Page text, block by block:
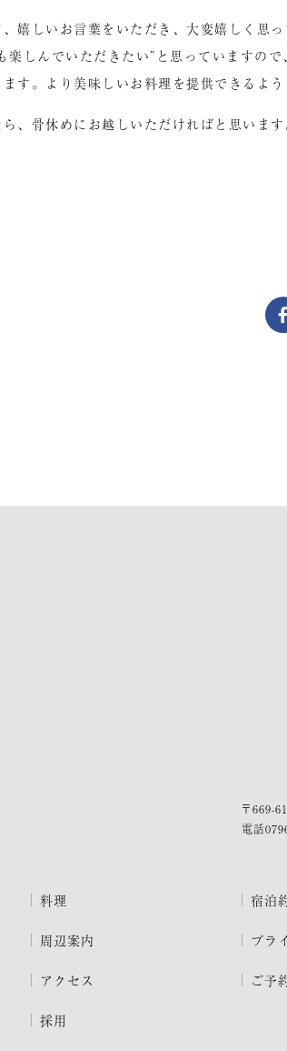
嬉しいお言葉をいただき、大変嬉しく思
楽しんでいただきたい”と思っていますの
す。より美味しいお料理を提供できるよう
、骨休めにお越しいただければと思いま
〒669-
電話
料理
周辺案内
アクセス
採用
宿泊
プラ
ご予